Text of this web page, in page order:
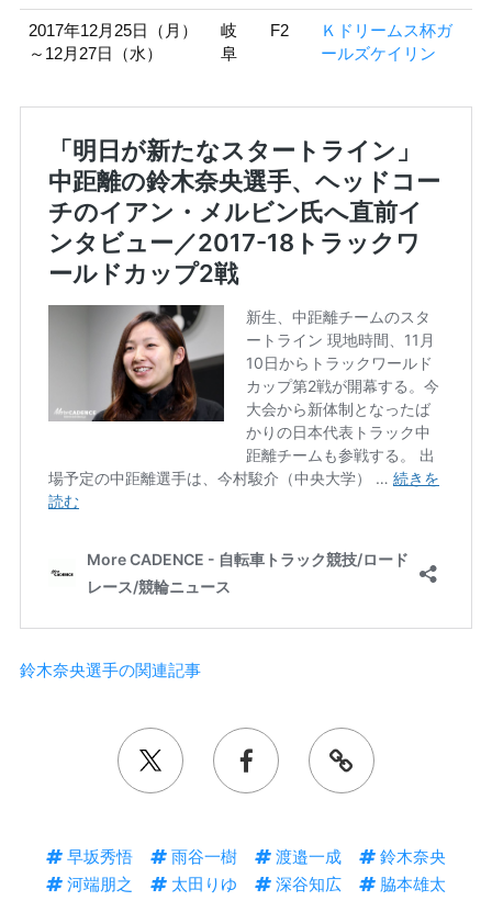
2017年12月25日（月）
～12月27日（水）
岐
阜
F2
Ｋドリームス杯ガ
ールズケイリン
鈴木奈央選手の関連記事
早坂秀悟 雨谷一樹 渡邉一成
鈴木奈央
河端朋之
太田りゆ 深谷知広
脇本雄太